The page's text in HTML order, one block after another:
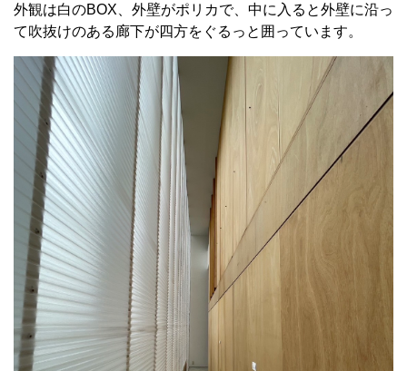
外観は白のBOX、外壁がポリカで、中に入ると外壁に沿っ
て吹抜けのある廊下が四方をぐるっと囲っています。